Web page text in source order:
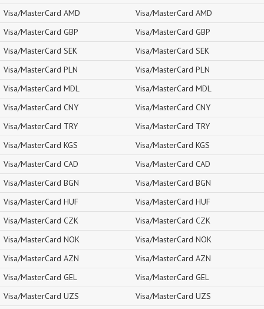
Visa/MasterCard AMD
Visa/MasterCard GBP
Visa/MasterCard SEK
Visa/MasterCard PLN
Visa/MasterCard MDL
Visa/MasterCard CNY
Visa/MasterCard TRY
Visa/MasterCard KGS
Visa/MasterCard CAD
Visa/MasterCard BGN
Visa/MasterCard HUF
Visa/MasterCard CZK
Visa/MasterCard NOK
Visa/MasterCard AZN
Visa/MasterCard GEL
Visa/MasterCard UZS
Visa/MasterCard AMD
Visa/MasterCard GBP
Visa/MasterCard SEK
Visa/MasterCard PLN
Visa/MasterCard MDL
Visa/MasterCard CNY
Visa/MasterCard TRY
Visa/MasterCard KGS
Visa/MasterCard CAD
Visa/MasterCard BGN
Visa/MasterCard HUF
Visa/MasterCard CZK
Visa/MasterCard NOK
Visa/MasterCard AZN
Visa/MasterCard GEL
Visa/MasterCard UZS